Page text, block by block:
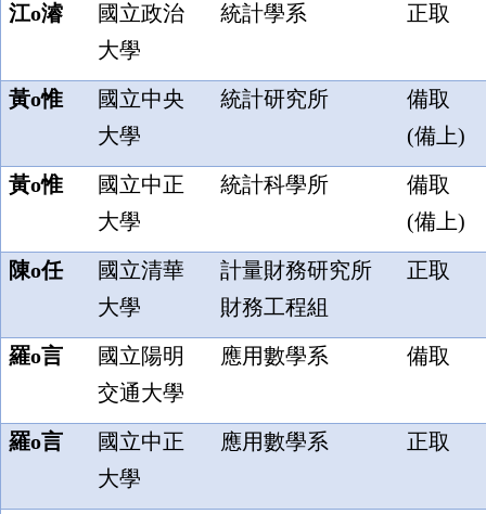
江o濬
國立政治
大學
統計學系 正取
黃o惟
國立中央
大學
統計研究所
備取
(備上)
黃o惟
國立中正
大學
統計科學所
備取
(備上)
陳o任
國立清華
大學
計量財務研究所
財務工程組
正取
羅o言
國立陽明
交通大學
應用數學系 備取
羅o言
國立中正
大學
應用數學系 正取